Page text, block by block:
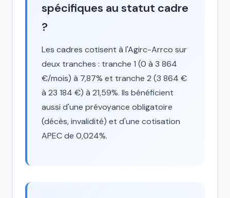
spécifiques au statut cadre
?
Les cadres cotisent à l'Agirc-Arrco sur
deux tranches : tranche 1 (0 à 3 864
€/mois) à 7,87% et tranche 2 (3 864 €
à 23 184 €) à 21,59%. Ils bénéficient
aussi d'une prévoyance obligatoire
(décès, invalidité) et d'une cotisation
APEC de 0,024%.